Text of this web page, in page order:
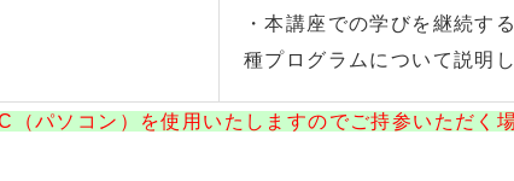
・本講座での学びを継続す
種プログラムについて説明し
パソコン）を使用いたしますのでご持参いただく